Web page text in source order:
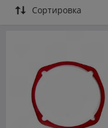
Сортировка